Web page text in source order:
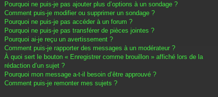
Pourquoi ne puis-je pas ajouter plus d’options à un sondage ?
Comment puis-je modifier ou supprimer un sondage ?
Pourquoi ne puis-je pas accéder à un forum ?
Pourquoi ne puis-je pas transférer de pièces jointes ?
Pourquoi ai-je reçu un avertissement ?
Comment puis-je rapporter des messages à un modérateur ?
À quoi sert le bouton « Enregistrer comme brouillon » affiché lors de la
rédaction d’un sujet ?
Pourquoi mon message a-t-il besoin d’être approuvé ?
Comment puis-je remonter mes sujets ?